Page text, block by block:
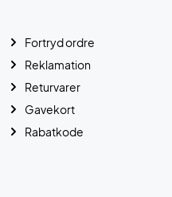
Fortryd ordre
Reklamation
Returvarer
Gavekort
Rabatkode